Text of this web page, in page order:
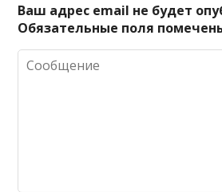
Ваш адрес email не будет
Обязательные поля